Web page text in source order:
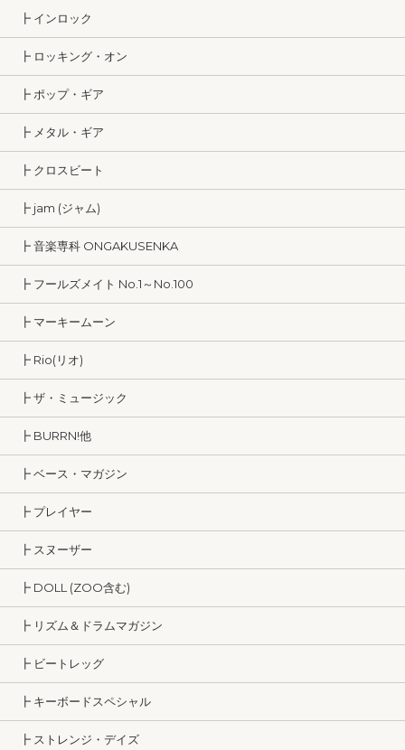
┣ インロック
┣ ロッキング・オン
┣ ポップ・ギア
┣ メタル・ギア
┣ クロスビート
┣ jam (ジャム)
┣ 音楽専科 ONGAKUSENKA
┣ フールズメイト No.1～No.100
┣ マーキームーン
┣ Rio(リオ)
┣ ザ・ミュージック
┣ BURRN!他
┣ ベース・マガジン
┣ プレイヤー
┣ スヌーザー
┣ DOLL (ZOO含む)
┣ リズム＆ドラムマガジン
┣ ビートレッグ
┣ キーボードスペシャル
┣ ストレンジ・デイズ